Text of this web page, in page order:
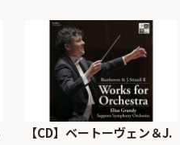
【CD】ベートーヴェン＆J.